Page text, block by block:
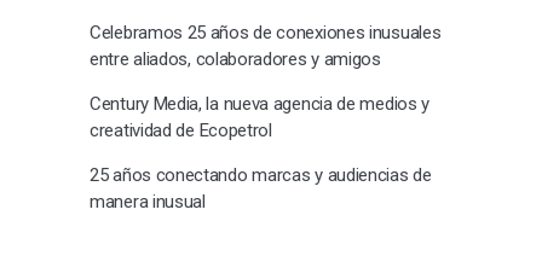
Celebramos 25 años de conexiones inusuales
entre aliados, colaboradores y amigos
Century Media, la nueva agencia de medios y
creatividad de Ecopetrol
25 años conectando marcas y audiencias de
manera inusual